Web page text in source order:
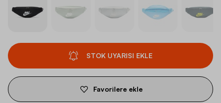
STOK UYARISI EKLE
Favorilere ekle